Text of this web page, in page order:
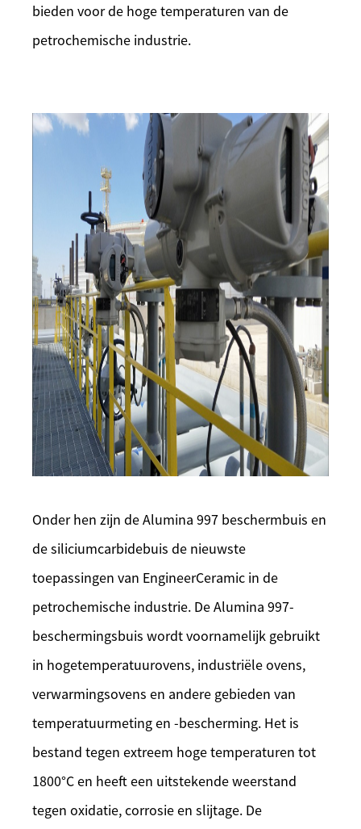
bieden voor de hoge temperaturen van de
petrochemische industrie.
Onder hen zijn de Alumina 997 beschermbuis en
de siliciumcarbidebuis de nieuwste
toepassingen van EngineerCeramic in de
petrochemische industrie. De Alumina 997-
beschermingsbuis wordt voornamelijk gebruikt
in hogetemperatuurovens, industriële ovens,
verwarmingsovens en andere gebieden van
temperatuurmeting en -bescherming. Het is
bestand tegen extreem hoge temperaturen tot
1800°C en heeft een uitstekende weerstand
tegen oxidatie, corrosie en slijtage. De